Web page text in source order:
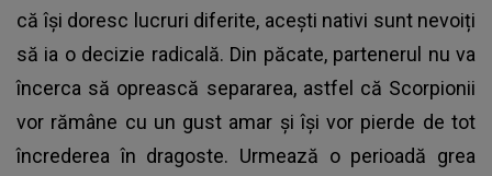
că își doresc lucruri diferite, acești nativi sunt nevoiți
să ia o decizie radicală. Din păcate, partenerul nu va
încerca să oprească separarea, astfel că Scorpionii
vor rămâne cu un gust amar și își vor pierde de tot
încrederea în dragoste. Urmează o perioadă grea